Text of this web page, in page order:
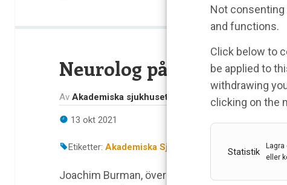
Not
and functions.
Click below to
be applied to
withdrawing
clicking on the
Statistik
eller
Neurolog på
Av Akademiska sjukhuset
13 okt 2021
Etiketter: Akademiska Sjukhuset Bjarne
Joachim Burman, överläkare i neurologi på